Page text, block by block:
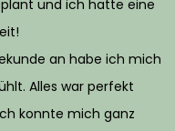
und ich hatte eine
an habe ich mich
Alles war perfekt
konnte mich ganz